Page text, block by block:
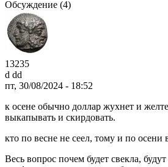
Обсуждение (4)
13235
d dd
пт, 30/08/2024 - 18:52
к осене обычно доллар жухнет и
выкапывать и скирдовать.
кто по весне не сеел, тому и по осени
Весь вопрос почем будет свекла,